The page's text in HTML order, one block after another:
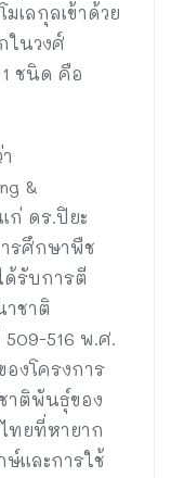
เลกุลเข้าด้วย
ในวงศ์
1 ชนิด คือ
&
ก่ ดร.ปิยะ
รศึกษาพืช
ด้รับการตี
าชาติ
516 พ.ศ.
องโครงการ
าติพันธุ์ของ
ทยที่หายาก
และการใช้